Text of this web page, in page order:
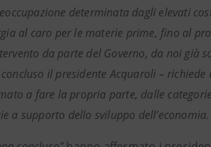
determinata dagli elevati
al caro per le materie prime, fino al
da parte del Governo, da noi già
il presidente Acquaroli –
a fare la propria parte, dalle
a supporto dello sviluppo